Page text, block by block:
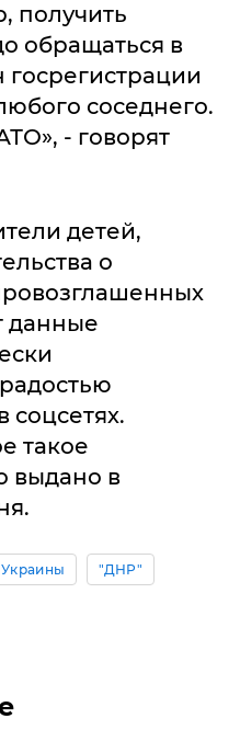
получить
обращаться в
соседнего.
- говорят
детей,
о
данные
соцсетях.
такое
выдано в
"ДНР"